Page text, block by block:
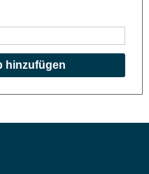
hinzufügen